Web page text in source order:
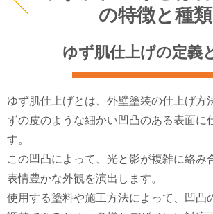
の特徴と種類
ゆず肌仕上げの定義
ゆず肌仕上げとは、外壁塗装の仕上げ方
ずの皮のような細かい凹凸のある表面に
す。
この凹凸によって、光と影が複雑に絡み
表情豊かな外観を演出します。
使用する塗料や施工方法によって、凹凸